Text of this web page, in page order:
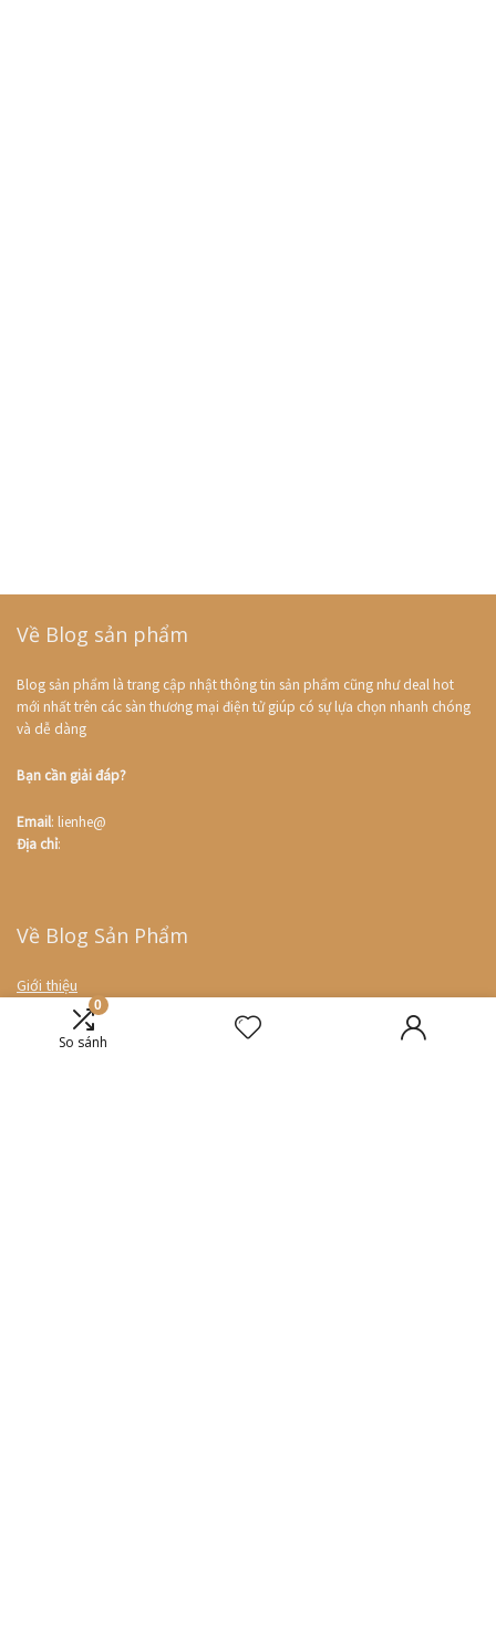
0
So sánh
Về Blog sản phẩm
Blog sản phẩm là trang cập nhật thông tin sản phẩm cũng như deal hot
mới nhất trên các sàn thương mại điện tử giúp có sự lựa chọn nhanh chóng
và dễ dàng
Bạn cần giải đáp?
Email: lienhe@
Địa chỉ:
Về Blog Sản Phẩm
Giới thiệu
Deal hot